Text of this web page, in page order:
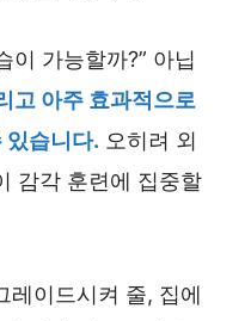
이 가능할까?” 아닙
고 아주 효과적으로
있습니다. 오히려 외
감각 훈련에 집중할
레이드시켜 줄, 집에